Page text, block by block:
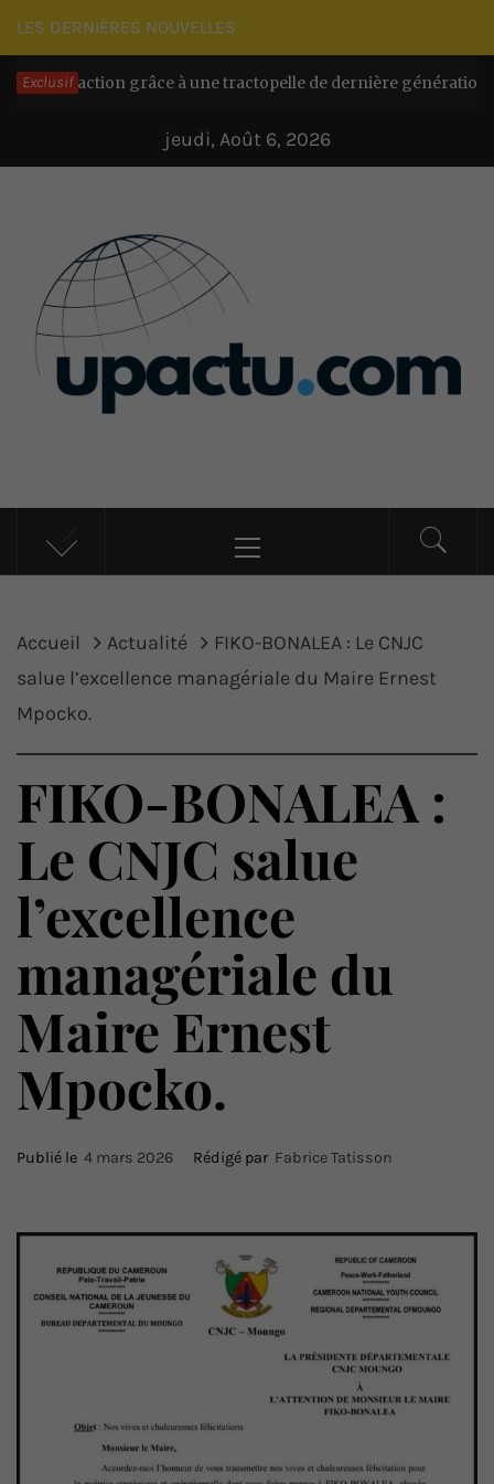
Passer
au
contenu
LES DERNIÈRES NOUVELLES
Exclusif
d’action grâce à une tractopelle de dernière génération
jeudi, Août 6, 2026
UP ACTU
L’actualité d’ici et d’ailleurs
principal
Accueil Actualité
FIKO-BONALEA : Le CNJC
salue l’excellence managériale du Maire Ernest
Mpocko.
FIKO-BONALEA :
Le CNJC salue
l’excellence
managériale du
Maire Ernest
Mpocko.
Publié le 4 mars 2026 Rédigé par Fabrice Tatisson